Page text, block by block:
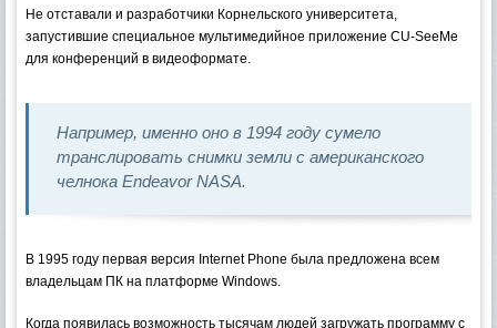
Не отставали и разработчики Корнельского университета,
запустившие специальное мультимедийное приложение CU-SeeMe
для конференций в видеоформате.
Например, именно оно в 1994 году сумело
транслировать снимки земли с американского
челнока Endeavor NASA.
В 1995 году первая версия Internet Phone была предложена всем
владельцам ПК на платформе Windows.
Когда появилась возможность тысячам людей загружать программу с